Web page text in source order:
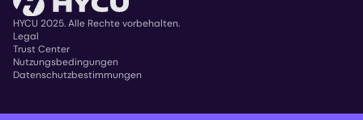
Copyright
HYCU 2025. Alle Rechte vorbehalten.
Legal
Trust Center
Nutzungsbedingungen
Datenschutzbestimmungen